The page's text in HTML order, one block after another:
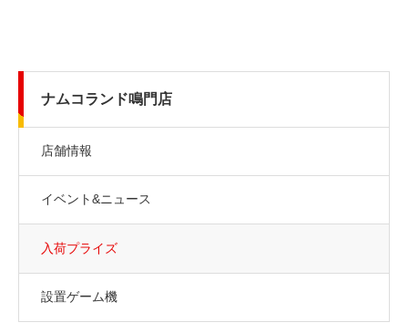
ナムコランド鳴門店
店舗情報
イベント&ニュース
入荷プライズ
設置ゲーム機